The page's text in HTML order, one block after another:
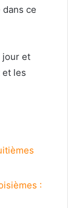
ce
jour et
et les
: